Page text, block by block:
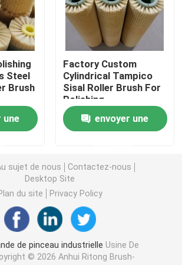
en nylon abrasif
de fil
en bobine
Steel
Brush
une
Factory Custom
Cylindrical Tampico
Sisal Roller Brush For
Polishing
Woodworking
envoyer une
sujet de nous
Contactez-nous
Desktop Site
du site
Privacy Policy
de pinceau industrielle Usine De
© 2026 Anhui Ritong Brush-